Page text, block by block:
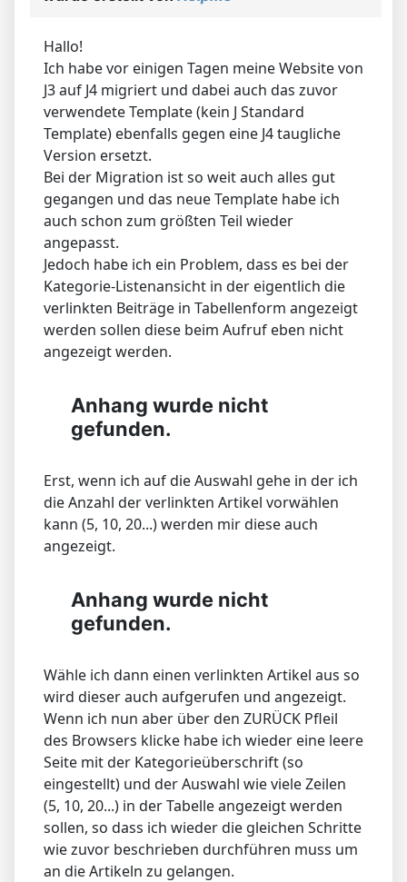
Hallo!
Ich habe vor einigen Tagen meine Website von
J3 auf J4 migriert und dabei auch das zuvor
verwendete Template (kein J Standard
Template) ebenfalls gegen eine J4 taugliche
Version ersetzt.
Bei der Migration ist so weit auch alles gut
gegangen und das neue Template habe ich
auch schon zum größten Teil wieder
angepasst.
Jedoch habe ich ein Problem, dass es bei der
Kategorie-Listenansicht in der eigentlich die
verlinkten Beiträge in Tabellenform angezeigt
werden sollen diese beim Aufruf eben nicht
angezeigt werden.
Anhang wurde nicht
gefunden.
Erst, wenn ich auf die Auswahl gehe in der ich
die Anzahl der verlinkten Artikel vorwählen
kann (5, 10, 20...) werden mir diese auch
angezeigt.
Anhang wurde nicht
gefunden.
Wähle ich dann einen verlinkten Artikel aus so
wird dieser auch aufgerufen und angezeigt.
Wenn ich nun aber über den ZURÜCK Pfleil
des Browsers klicke habe ich wieder eine leere
Seite mit der Kategorieüberschrift (so
eingestellt) und der Auswahl wie viele Zeilen
(5, 10, 20...) in der Tabelle angezeigt werden
sollen, so dass ich wieder die gleichen Schritte
wie zuvor beschrieben durchführen muss um
an die Artikeln zu gelangen.